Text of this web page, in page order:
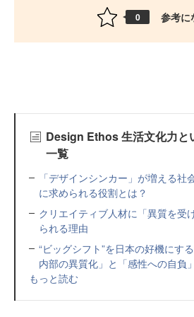
0 参考に
Design Ethos 生活文化力と
一覧
「デザインシンカー」が増える社
に求められる役割とは？
クリエイティブ人材に「異質を受
られる理由
“ビッグシフト”を日本の好機にす
内部の異質化」と「感性への自負」
もっと読む